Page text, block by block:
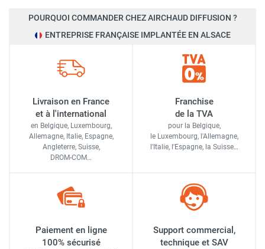
POURQUOI COMMANDER CHEZ AIRCHAUD DIFFUSION ?
ENTREPRISE FRANÇAISE IMPLANTÉE EN ALSACE
Livraison en France
et à l'international
en Belgique, Luxembourg,
Allemagne, Italie, Espagne,
Angleterre, Suisse,
DROM-COM…
Franchise
de la TVA
pour la Belgique,
le Luxembourg, l'Allemagne,
l'Italie, l'Espagne, la Suisse…
Paiement en ligne
100% sécurisé
Support commercial,
technique et SAV